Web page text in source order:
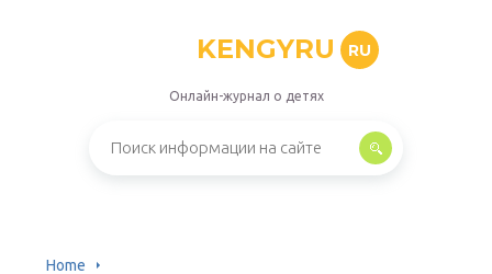
KENGYRU RU
Онлайн-журнал о детях
Home